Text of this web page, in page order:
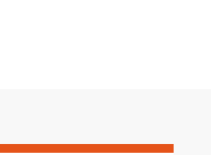
$ 499.800